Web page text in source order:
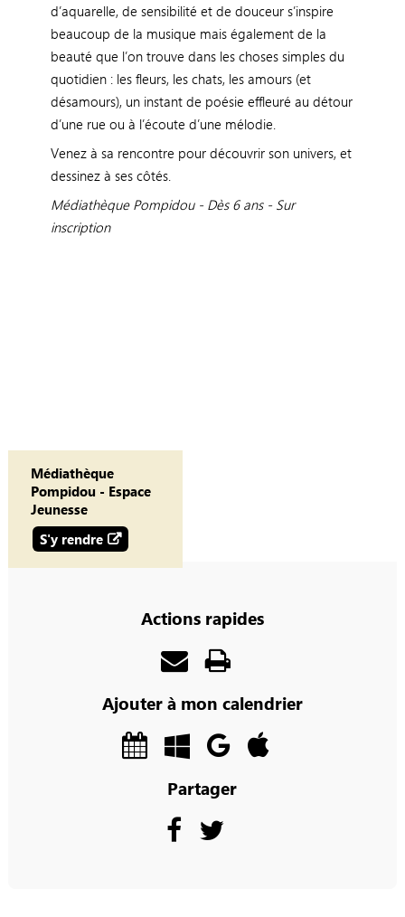
d’aquarelle, de sensibilité et de douceur s’inspire
beaucoup de la musique mais également de la
beauté que l’on trouve dans les choses simples du
quotidien : les fleurs, les chats, les amours (et
désamours), un instant de poésie effleuré au détour
d’une rue ou à l’écoute d’une mélodie.
Venez à sa rencontre pour découvrir son univers, et
dessinez à ses côtés.
Médiathèque Pompidou - Dès 6 ans - Sur
inscription
Médiathèque
Pompidou - Espace
Jeunesse
S'y rendre
Actions rapides
Ajouter à mon calendrier
Partager